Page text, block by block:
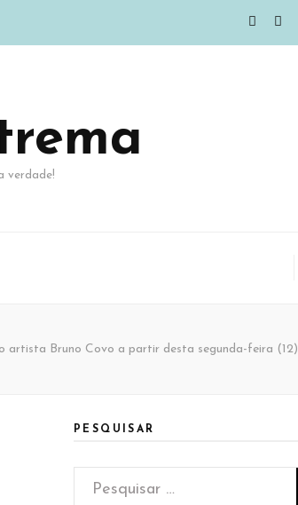
verdade!
artista Bruno Covo a partir desta segunda-feira (12)
PESQUISAR
Pesquisar